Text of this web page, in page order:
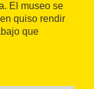
El museo se
quiso rendir
que